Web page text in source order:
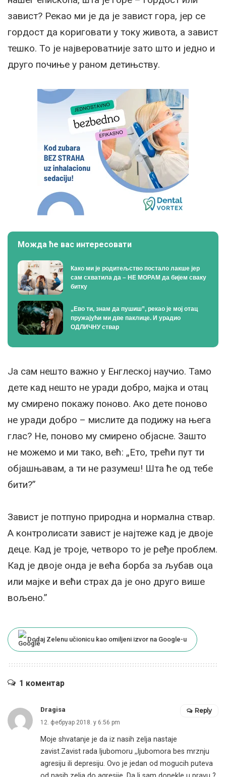
завист? Рекао ми је да је завист гора, јер се
гордост да кориговати у току живота, а завист
тешко. То је највероватније зато што и једно и
друго почиње у раном детињству.
Можда ће вас интересовати
Како ми је родитељство постало лакше јер
сам схватила да – НЕ МОРАМ да бијем сваку
битку
„Ево ти, знам да пушиш”, рекао је мој отац
пружајући ми две паклице. И урадио
ОДЛИЧНУ ствар
Ја сам нешто важно у Енглеској научио. Тамо
дете кад нешто не уради добро, мајка и отац
му смирено покажу поново. Ако дете поново
не уради добро – мислите да подижу на њега
глас? Не, поново му смирено објасне. Зашто
не можемо и ми тако, већ: „Ето, трећи пут ти
објашњавам, а ти не разумеш! Шта ће од тебе
бити?”
Завист је потпуно природна и нормална ствар.
А контролисати завист је најтеже кад је двоје
деце. Кад је троје, четворо то је ређе проблем.
Кад је двоје онда је већа борба за љубав оца
или мајке и већи страх да је оно друго више
вољено.”
Dodaj Zelenu učionicu kao omiljeni izvor na Google-u
1 коментар
Dragisa
12. фебруар 2018. у 6:56 pm
Moje shvatanje je da iz nasih zelja nastaje
zavist.Zavist rada ljubomoru ,,ljubomora bes mrznju
agresiju ili depresiju. Ovo je jedan od mogucih puteva
Reply